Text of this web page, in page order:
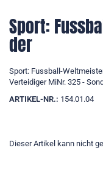
Sport:
der
Sport: Fussball-
Verteidiger MiNr. 325 -
ARTIKEL-NR.: 154.01.04
Dieser Artikel kann nicht